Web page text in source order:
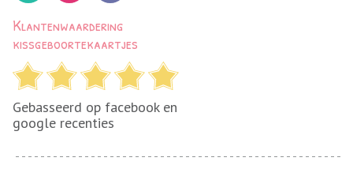
Klantenwaardering
kissgeboortekaartjes
Gebasseerd op facebook en
google recenties